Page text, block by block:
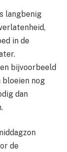
langbenig
in de
bijvoorbeeld
bloeien nog
dan
de